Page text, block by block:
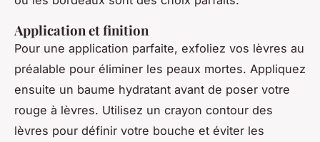
Application et finition
Pour une application parfaite, exfoliez vos lèvres au
préalable pour éliminer les peaux mortes. Appliquez
ensuite un baume hydratant avant de poser votre
rouge à lèvres. Utilisez un crayon contour des
lèvres pour définir votre bouche et éviter les